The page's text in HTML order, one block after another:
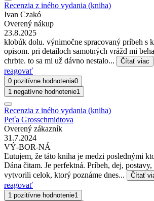
Recenzia z iného vydania (kniha)
Ivan Czakó
Overený nákup
23.8.2025
klobúk dolu. výnimočne spracovaný príbeh s
opisom. pri detailoch samotných vrážd mi
chrbte. to sa mi už dávno nestalo...
Čítať viac
reagovať
0 pozitívne hodnotenia0
1 negatívne hodnotenie1
Recenzia z iného vydania (kniha)
Peťa Grosschmidtova
Overený zákazník
31.7.2024
VÝ-BOR-NÁ
Ľutujem, že táto kniha je medzi poslednými
Dána čitam. Je perfektná. Príbeh, dej, postavy,
vytvorili celok, ktorý poznáme dnes...
Čítať
reagovať
1 pozitívne hodnotenie1